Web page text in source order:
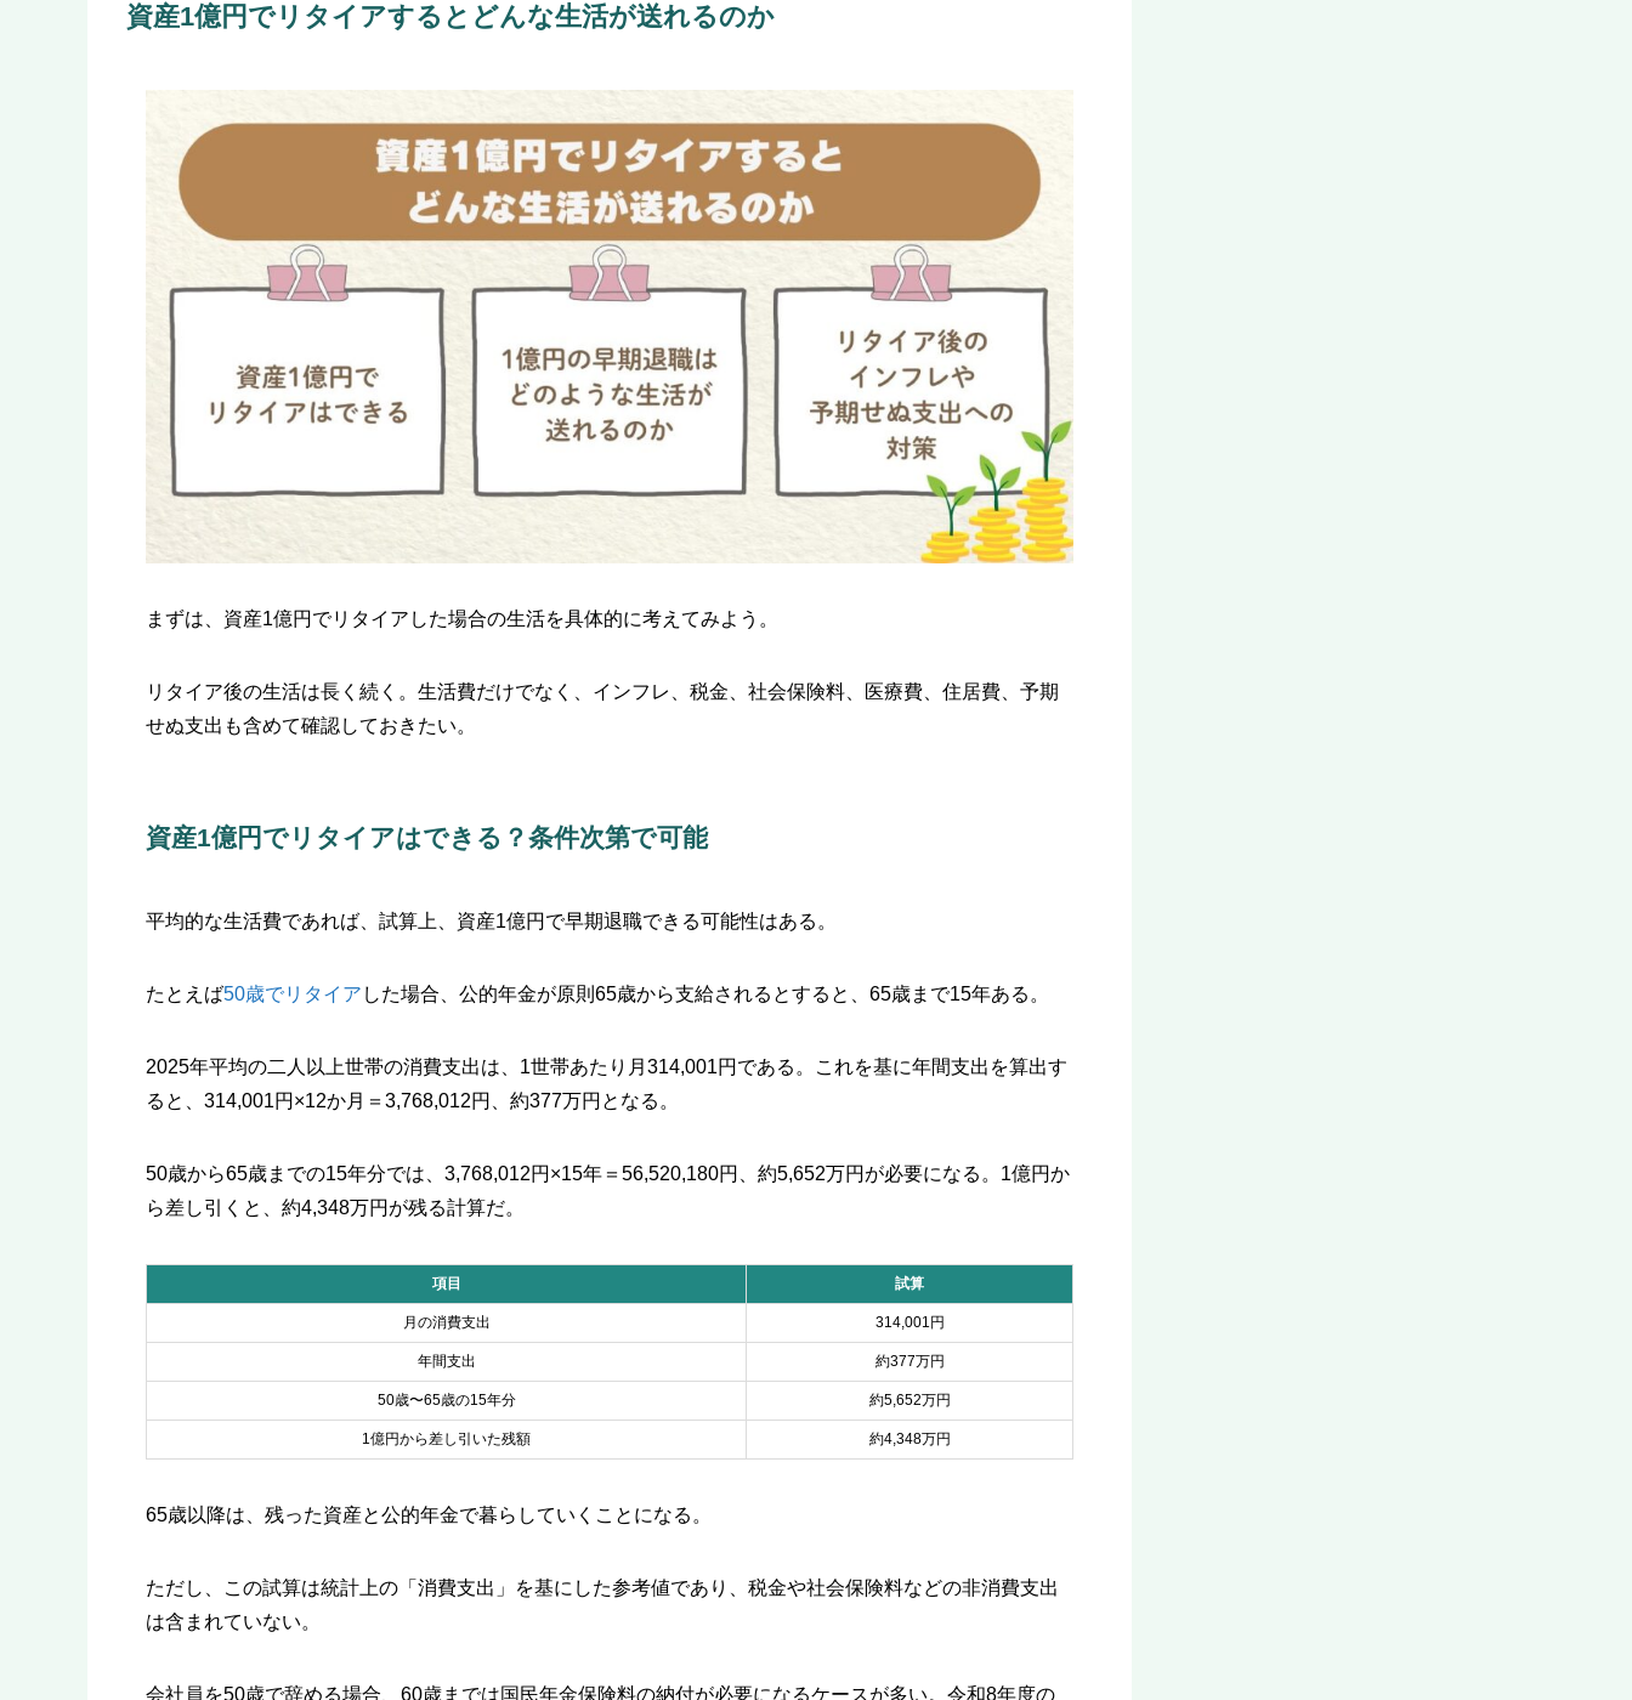
資産1億円でリタイアするとどんな生活が送れるのか
まずは、資産1億円でリタイアした場合の生活を具体的に考えてみよう。
リタイア後の生活は長く続く。生活費だけでなく、インフレ、税金、社会保険料、医療費、住居費、予期
せぬ支出も含めて確認しておきたい。
資産1億円でリタイアはできる？条件次第で可能
平均的な生活費であれば、試算上、資産1億円で早期退職できる可能性はある。
たとえば50歳でリタイア した場合、公的年金が原則65歳から支給されるとすると、65歳まで15年ある。
2025年平均の二人以上世帯の消費支出は、1世帯あたり月314,001円である。これを基に年間支出を算出す
ると、314,001円×12か月＝3,768,012円、約377万円となる。
50歳から65歳までの15年分では、3,768,012円×15年＝56,520,180円、約5,652万円が必要になる。1億円か
ら差し引くと、約4,348万円が残る計算だ。
項目 試算
月の消費支出 314,001円
年間支出 約377万円
50歳〜65歳の15年分 約5,652万円
1億円から差し引いた残額 約4,348万円
65歳以降は、残った資産と公的年金で暮らしていくことになる。
ただし、この試算は統計上の「消費支出」を基にした参考値であり、税金や社会保険料などの非消費支出
は含まれていない。
会社員を50歳で辞める場合、60歳までは国民年金保険料の納付が必要になるケースが多い。令和8年度の